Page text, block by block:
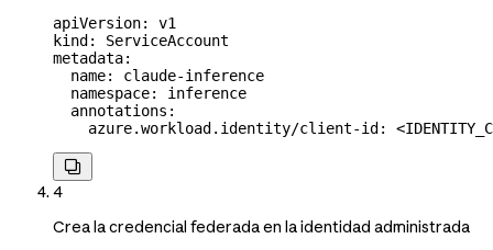
apiVersion: v1
kind : ServiceAccount
metadata:
  name
: claude-inference
  namespace
: inference
  annotations
:
    azure.workload.identity/client-id
:

4
Crea la credencial federada en la identidad administrada